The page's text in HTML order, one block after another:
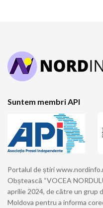
Suntem membri API
Portalul de știri
Obștească “VOCEA
aprilie 2024, de către un grup
Moldova pentru a informa